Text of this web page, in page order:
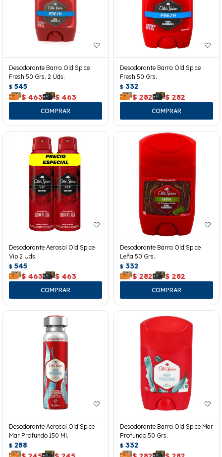
Desodorante Barra Old Spice
Fresh 50 Grs. 2 Uds.
$ 545
$ 463 $ 463
Desodorante Barra Old Spice
Fresh 50 Grs.
$ 332
$ 282 $ 282
Desodorante Aerosol Old Spice
Vip 2 Uds.
$ 545
$ 463 $ 463
Desodorante Barra Old Spice
Leña 50 Grs.
$ 332
$ 282 $ 282
Desodorante Aerosol Old Spice
Mar Profundo 150 Ml.
$ 288
Desodorante Barra Old Spice Mar
Profundo 50 Grs.
$ 332